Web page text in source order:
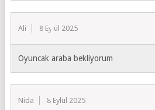
Ali 8 Eylül 2025
Oyuncak araba bekliyorum
Nida 8 Eylül 2025